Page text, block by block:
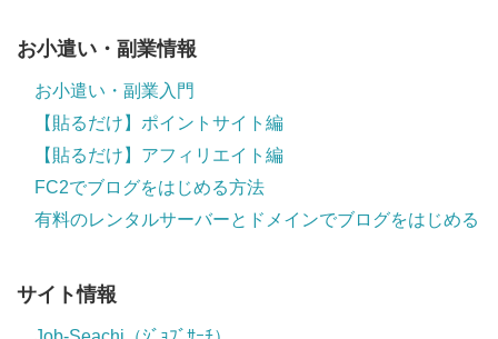
お小遣い・副業情報
お小遣い・副業入門
【貼るだけ】ポイントサイト編
【貼るだけ】アフィリエイト編
FC2でブログをはじめる方法
有料のレンタルサーバーとドメインでブログをはじめる
サイト情報